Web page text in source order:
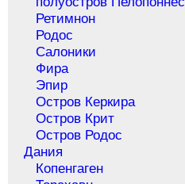
Ретимнон
Родос
Салоники
Фира
Эпир
Остров Керкира
Остров Крит
Остров Родос
Дания
Копенгаген